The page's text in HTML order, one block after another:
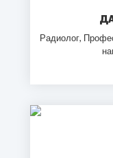
Радиолог,